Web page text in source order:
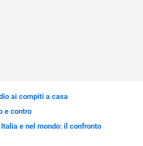
ai compiti a casa
e contro
e nel mondo: il confronto